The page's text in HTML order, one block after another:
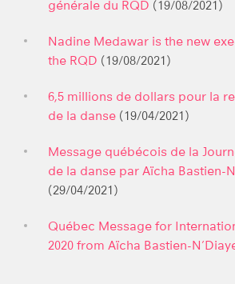
générale du RQD (19/08/2021)
Nadine Medawar is the new
the RQD (19/08/2021)
6,5 millions de dollars pour la
de la danse (19/04/2021)
Message québécois de la
de la danse par Aïcha Bastien-
(29/04/2021)
Québec Message for
2020 from Aïcha Bastien-